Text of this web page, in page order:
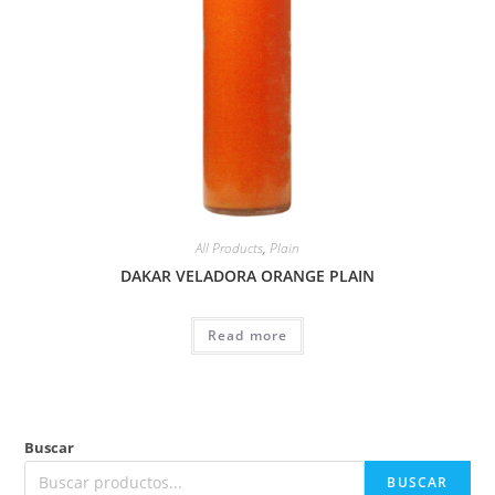
All Products, Plain
DAKAR VELADORA ORANGE PLAIN
Read more
Buscar
BUSCAR